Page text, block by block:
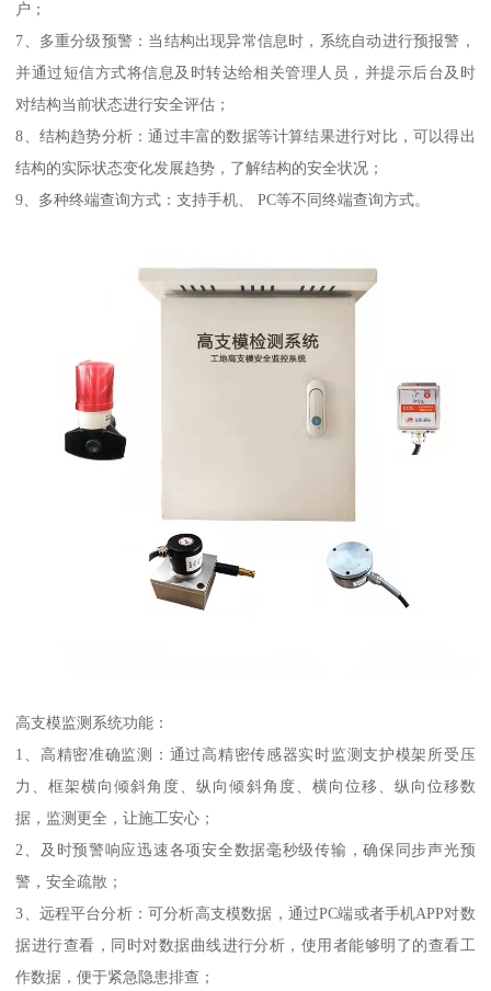
户；
7、多重分级预警：当结构出现异常信息时，系统自动进行预报警，
并通过短信方式将信息及时转达给相关管理人员，并提示后台及时
对结构当前状态进行安全评估；
8、结构趋势分析：通过丰富的数据等计算结果进行对比，可以得出
结构的实际状态变化发展趋势，了解结构的安全状况；
9、多种终端查询方式：支持手机、 PC等不同终端查询方式。
高支模监测系统功能：
1、高精密准确监测：通过高精密传感器实时监测支护模架所受压
力、框架横向倾斜角度、纵向倾斜角度、横向位移、纵向位移数
据，监测更全，让施工安心；
2、及时预警响应迅速各项安全数据毫秒级传输，确保同步声光预
警，安全疏散；
3、远程平台分析：可分析高支模数据，通过PC端或者手机APP对数
据进行查看，同时对数据曲线进行分析，使用者能够明了的查看工
作数据，便于紧急隐患排查；